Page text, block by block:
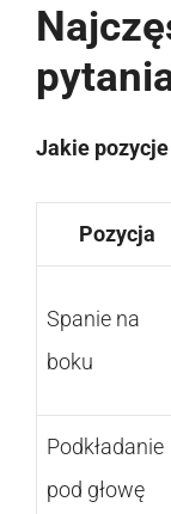
Jakie
Pozycja
Spanie na
boku
Podkładanie
pod głowę